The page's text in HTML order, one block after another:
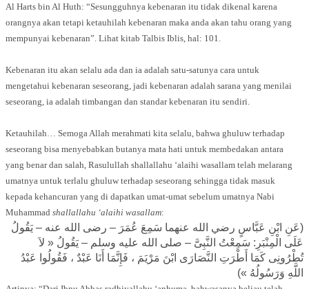
Al Harts bin Al Huth: “Sesungguhnya kebenaran itu tidak dikenal karena
orangnya akan tetapi ketauhilah kebenaran maka anda akan tahu orang yang
mempunyai kebenaran”. Lihat kitab Talbis Iblis, hal: 101.
Kebenaran itu akan selalu ada dan ia adalah satu-satunya cara untuk
mengetahui kebenaran seseorang, jadi kebenaran adalah sarana yang menilai
seseorang, ia adalah timbangan dan standar kebenaran itu sendiri.
Ketauhilah… Semoga Allah merahmati kita selalu, bahwa ghuluw terhadap
seseorang bisa menyebabkan butanya mata hati untuk membedakan antara
yang benar dan salah, Rasulullah shallallahu ‘alaihi wasallam telah melarang
umatnya untuk terlalu ghuluw terhadap seseorang sehingga tidak masuk
kepada kehancuran yang di dapatkan umat-umat sebelum umatnya Nabi
Muhammad shallallahu ‘alaihi wasallam:
(عَنِ ابْنِ عَبَّاسٍ رضي الله عنهما سَمِعَ عُمَرَ – رضى الله عنه – يَقُولُ
عَلَى الْمِنْبَرِ: سَمِعْتُ النَّبِىَّ – صلى الله عليه وسلم – يَقُولُ « لاَ
تُطْرُونِى كَمَا أَطْرَتِ النَّصَارَى ابْنَ مَرْيَمَ ، فَإِنَّمَا أَنَا عَبْدٌ ، فَقُولُوا عَبْدُ
اللَّهِ وَرَسُولُهُ »)